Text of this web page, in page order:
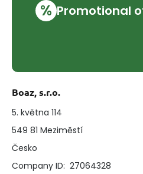
% Promotional
Boaz, s.r.o.
5. května 114
549 81 Meziměstí
Česko
Company ID: 27064328